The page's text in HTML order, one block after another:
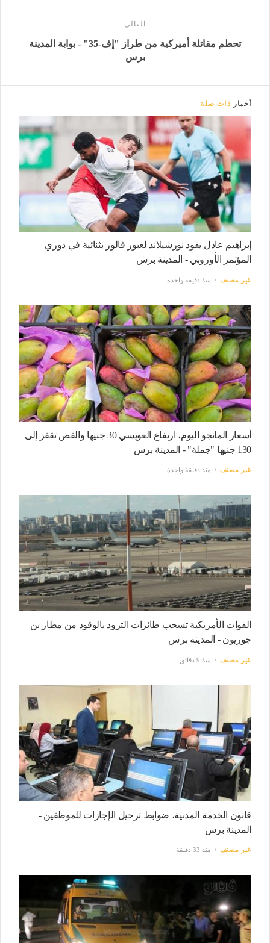
التالى
تحطم مقاتلة أميركية من طراز "إف-35" - بوابة المدينة
برس
أخبار ذات صلة
إبراهيم عادل يقود نورشيلاند لعبور فالور بثنائية في دوري
المؤتمر الأوروبي - المدينة برس
غير مصنف منذ دقيقة واحدة
أسعار المانجو اليوم، ارتفاع العويسي 30 جنيها والفص تقفز إلى
130 جنيها "جملة" - المدينة برس
غير مصنف منذ دقيقة واحدة
القوات الأمريكية تسحب طائرات التزود بالوقود من مطار بن
جوريون - المدينة برس
غير مصنف منذ 9 دقائق
قانون الخدمة المدنية، ضوابط ترحيل الإجازات للموظفين -
المدينة برس
غير مصنف منذ 33 دقيقة